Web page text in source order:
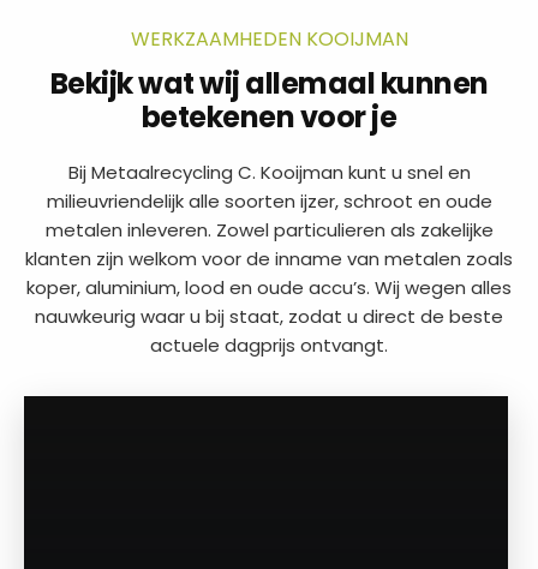
WERKZAAMHEDEN KOOIJMAN
Bekijk wat wij allemaal kunnen
betekenen voor je
Bij Metaalrecycling C. Kooijman kunt u snel en
milieuvriendelijk alle soorten ijzer, schroot en oude
metalen inleveren. Zowel particulieren als zakelijke
klanten zijn welkom voor de inname van metalen zoals
koper, aluminium, lood en oude accu’s. Wij wegen alles
nauwkeurig waar u bij staat, zodat u direct de beste
actuele dagprijs ontvangt.